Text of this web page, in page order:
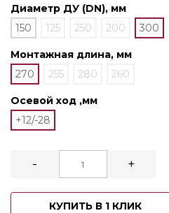
Диаметр ДУ (DN), мм
150
125 250 200 300
Монтажная длина, мм
270
255 280 260
Осевой ход ,мм
+12/-28
- +
КУПИТЬ В 1 КЛИК